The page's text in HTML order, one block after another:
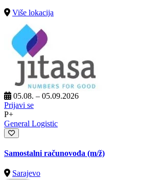
Više lokacija
05.08. – 05.09.2026
Prijavi se
P+
General Logistic
Samostalni računovođa (m/ž)
Sarajevo